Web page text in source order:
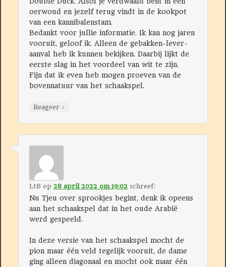
oerwoud en jezelf terug vindt in de kookpot
van een kannibalenstam.
Bedankt voor jullie informatie. Ik kan nog jaren
vooruit, geloof ik. Alleen de gebakken-lever-
aanval heb ik kunnen bekijken. Daarbij lijkt de
eerste slag in het voordeel van wit te zijn.
Fijn dat ik even heb mogen proeven van de
bovennatuur van het schaakspel.
Reageer ↓
LtB op 28 april 2022 om 19:02 schreef:
Nu Tjeu over sprookjes begint, denk ik opeens
aan het schaakspel dat in het oude Arabië
werd gespeeld.
In deze versie van het schaakspel mocht de
pion maar één veld tegelijk vooruit, de dame
ging alleen diagonaal en mocht ook maar één